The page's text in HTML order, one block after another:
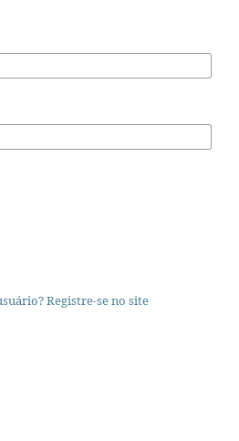
Registre-se no site